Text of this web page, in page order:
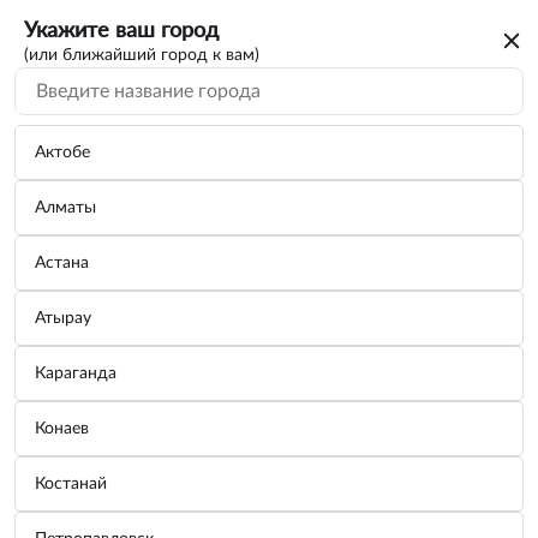
Укажите ваш город
(или ближайший город к вам)
Актобе
Алматы
Астана
Атырау
Караганда
Конаев
Костанай
Устройство для подъема за колесо
Бренд:СЕРВИС КЛЮЧ